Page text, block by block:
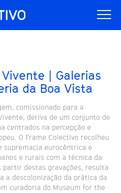
| Galerias
da Boa Vista
comissionado para a
deriva de um conjunto de
centrados na percepção e
O Frame Colectivo recolheu
supremacia eurocêntrica e
e rurais com a técnica da
partir destas gravações, resulta
a descolonização da prática da
curadoria do Museum for the